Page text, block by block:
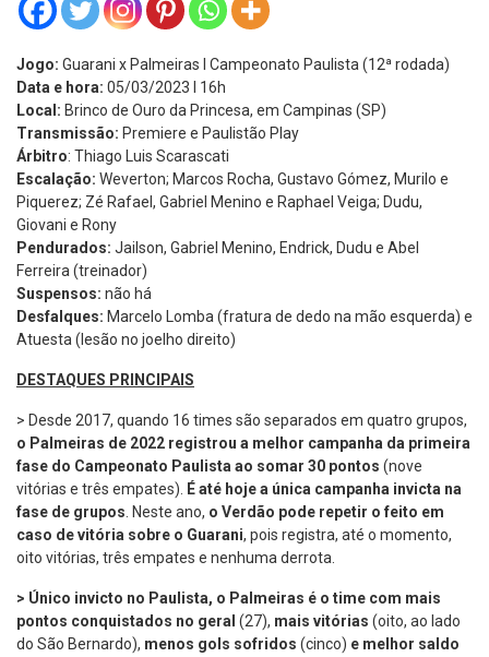
Jogo: Guarani x Palmeiras l Campeonato Paulista (12ª rodada)
Data e hora: 05/03/2023 l 16h
Local: Brinco de Ouro da Princesa, em Campinas (SP)
Transmissão: Premiere e Paulistão Play
Árbitro: Thiago Luis Scarascati
Escalação: Weverton; Marcos Rocha, Gustavo Gómez, Murilo e
Piquerez; Zé Rafael, Gabriel Menino e Raphael Veiga; Dudu,
Giovani e Rony
Pendurados: Jailson, Gabriel Menino, Endrick, Dudu e Abel
Ferreira (treinador)
Suspensos: não há
Desfalques: Marcelo Lomba (fratura de dedo na mão esquerda) e
Atuesta (lesão no joelho direito)
DESTAQUES PRINCIPAIS
> Desde 2017, quando 16 times são separados em quatro grupos,
o Palmeiras de 2022 registrou a melhor campanha da primeira
fase do Campeonato Paulista ao somar 30 pontos (nove
vitórias e três empates).
É até hoje a única campanha invicta na
fase de grupos . Neste ano, o Verdão pode repetir o feito em
caso de vitória sobre o Guarani, pois registra, até o momento,
oito vitórias, três empates e nenhuma derrota.
> Único invicto no Paulista, o Palmeiras é o time com mais
pontos conquistados no geral (27), mais vitórias (oito, ao lado
do São Bernardo), menos gols sofridos (cinco) e melhor saldo